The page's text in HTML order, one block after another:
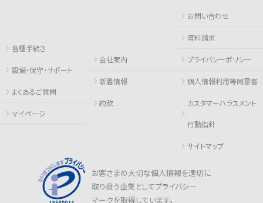
各種手続き
設備・保守・サポート
よくあるご質問
マイページ
会社案内
新着情報
約款
お問い合わせ
資料請求
プライバシーポリシー
個人情報利用等同意書
カスタマーハラスメント
行動指針
サイトマップ
お客さまの大切な個人情報を適切に
取り扱う企業としてプライバシー
マークを取得しています。